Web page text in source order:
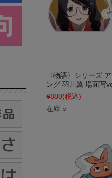
〈物語〉シリーズ
ング 羽川翼 場面写
¥880(税込)
在庫 ○